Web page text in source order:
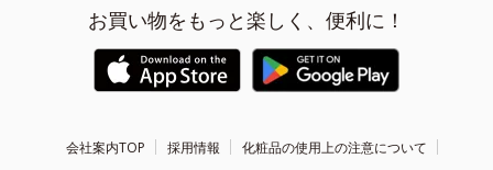
お買い物をもっと楽しく、便利に！
会社案内TOP 採用情報
化粧品の使用上の注意について